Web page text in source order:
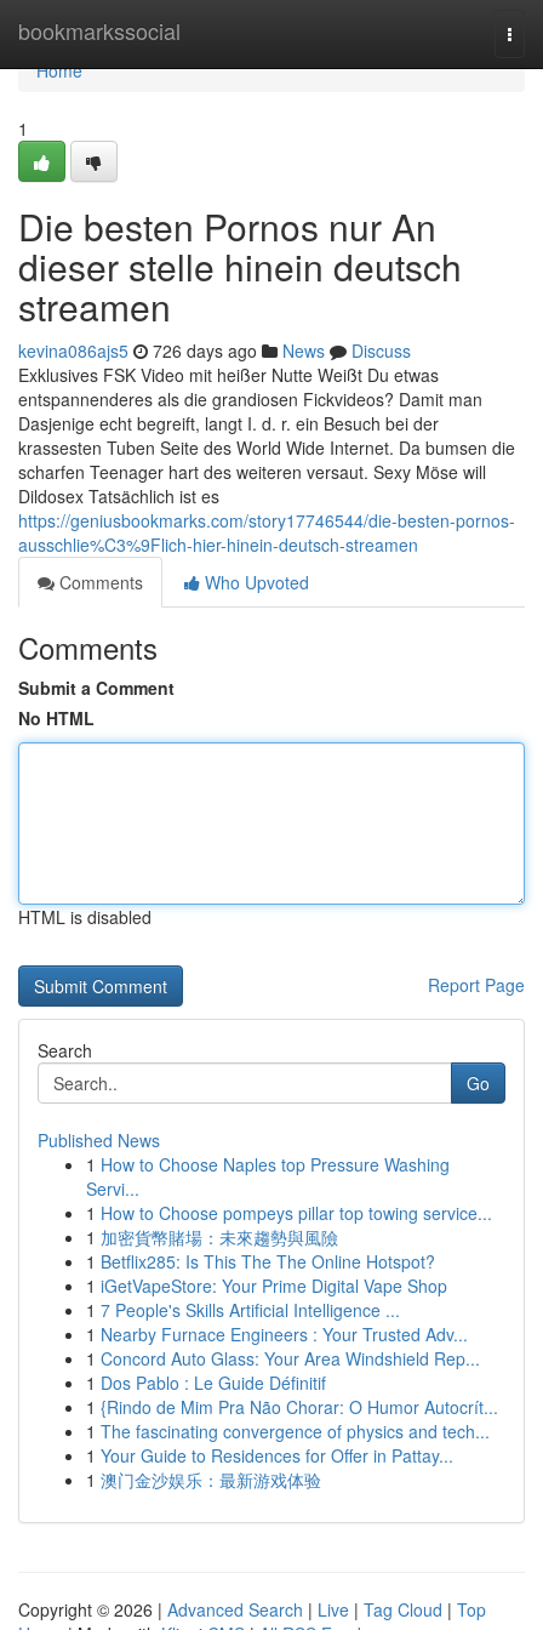
bookmarkssocial
Home
Home
1
Die besten Pornos nur An
dieser stelle hinein deutsch
streamen
kevina086ajs5 726 days ago News
Discuss
Exklusives FSK Video mit heißer Nutte Weißt Du etwas
entspannenderes als die grandiosen Fickvideos? Damit man
Dasjenige echt begreift, langt I. d. r. ein Besuch bei der
krassesten Tuben Seite des World Wide Internet. Da bumsen die
scharfen Teenager hart des weiteren versaut. Sexy Möse will
Dildosex Tatsächlich ist es
https://geniusbookmarks.com/story17746544/die-besten-pornos-
ausschlie%C3%9Flich-hier-hinein-deutsch-streamen
Comments
Who Upvoted
Comments
Submit a Comment
No HTML
HTML is disabled
Report Page
Search
Go
Published News
1 How to Choose Naples top Pressure Washing
Servi...
1 How to Choose pompeys pillar top towing service...
1 加密貨幣賭場：未來趨勢與風險
1 Betflix285: Is This The The Online Hotspot?
1 iGetVapeStore: Your Prime Digital Vape Shop
1 7 People's Skills Artificial Intelligence ...
1 Nearby Furnace Engineers : Your Trusted Adv...
1 Concord Auto Glass: Your Area Windshield Rep...
1 Dos Pablo : Le Guide Définitif
1 {Rindo de Mim Pra Não Chorar: O Humor Autocrít...
1 The fascinating convergence of physics and tech...
1 Your Guide to Residences for Offer in Pattay...
1 澳门金沙娱乐：最新游戏体验
Copyright © 2026 | Advanced Search | Live | Tag Cloud | Top